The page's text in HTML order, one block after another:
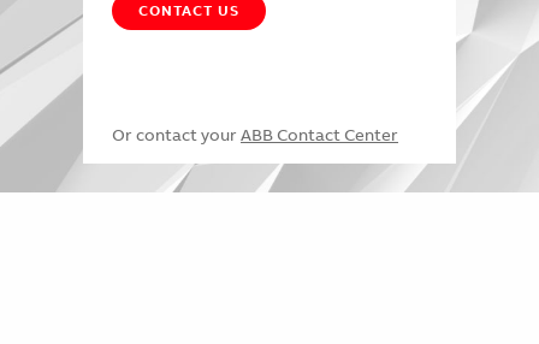
CONTACT US
Or contact your ABB Contact Center